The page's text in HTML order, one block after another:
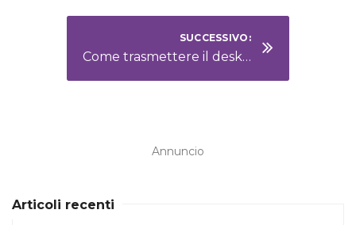
SUCCESSIVO:
Come trasmettere il desktop del computer su una Smart TV
Annuncio
Articoli recenti